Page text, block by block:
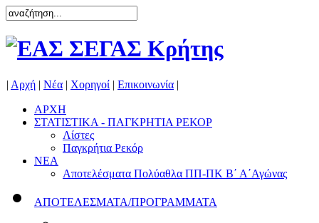
| Αρχή | Νέα | Χορηγοί | Επικοινωνία |
ΑΡΧΗ
ΣΤΑΤΙΣΤΙΚΑ - ΠΑΓΚΡΗΤΙΑ ΡΕΚΟΡ
Λίστες
Παγκρήτια Ρεκόρ
ΝΕΑ
Αποτελέσματα Πολύαθλα ΠΠ-ΠΚ Β΄ Α΄Αγώνας
ΑΠΟΤΕΛΕΣΜΑΤΑ/ΠΡΟΓΡΑΜΜΑΤΑ